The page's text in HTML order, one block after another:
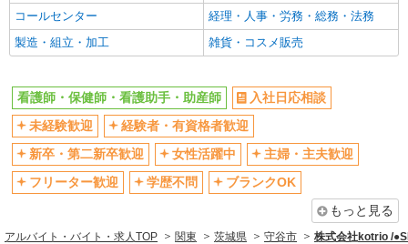
昇給あり
完全週休2日制
フルタイム歓迎
禁煙・分煙
駅直結・駅チカ
車通勤OK
残業少なめ（月20h未満）
交通費支給
社会保険あり
産休・育休取得実績あり
退職金・財形貯蓄制度あり
各種手当（家族・役職・インセン
ティブなど）あり
資格取得支援制度あり
コールセンター
経理・人事・労務・総務・法務
製造・組立・加工
雑貨・コスメ販売
看護師・保健師・看護助手・助産師
入社日応相談
未経験歓迎
経験者・有資格者歓迎
新卒・第二新卒歓迎
女性活躍中
主婦・主夫歓迎
フリーター歓迎
学歴不問
ブランクOK
もっと見る
アルバイト・バイト・求人TOP 関東 茨城県 守谷市 株式会社kotrio /